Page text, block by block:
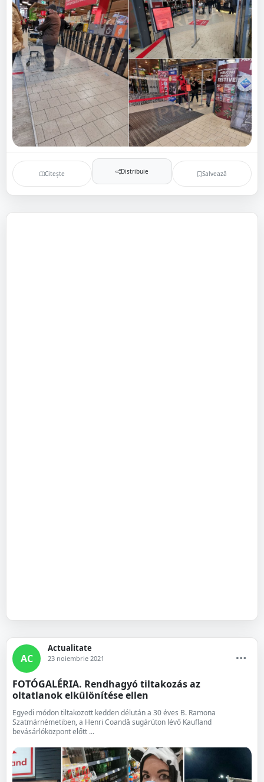
Citește Distribuie Salvează
AC
Actualitate
23 noiembrie 2021
FOTÓGALÉRIA. Rendhagyó tiltakozás az
oltatlanok elkülönítése ellen
Egyedi módon tiltakozott kedden délután a 30 éves B. Ramona
Szatmárnémetiben, a Henri Coandă sugárúton lévő Kaufland
bevásárlóközpont előtt ...